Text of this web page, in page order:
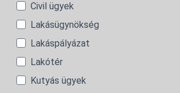
Civil ügyek
Lakásügynökség
Lakáspályázat
Lakótér
Kutyás ügyek